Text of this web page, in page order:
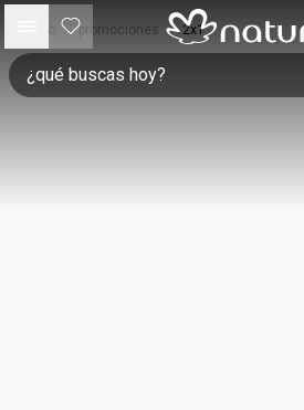
• promociones • 2x1